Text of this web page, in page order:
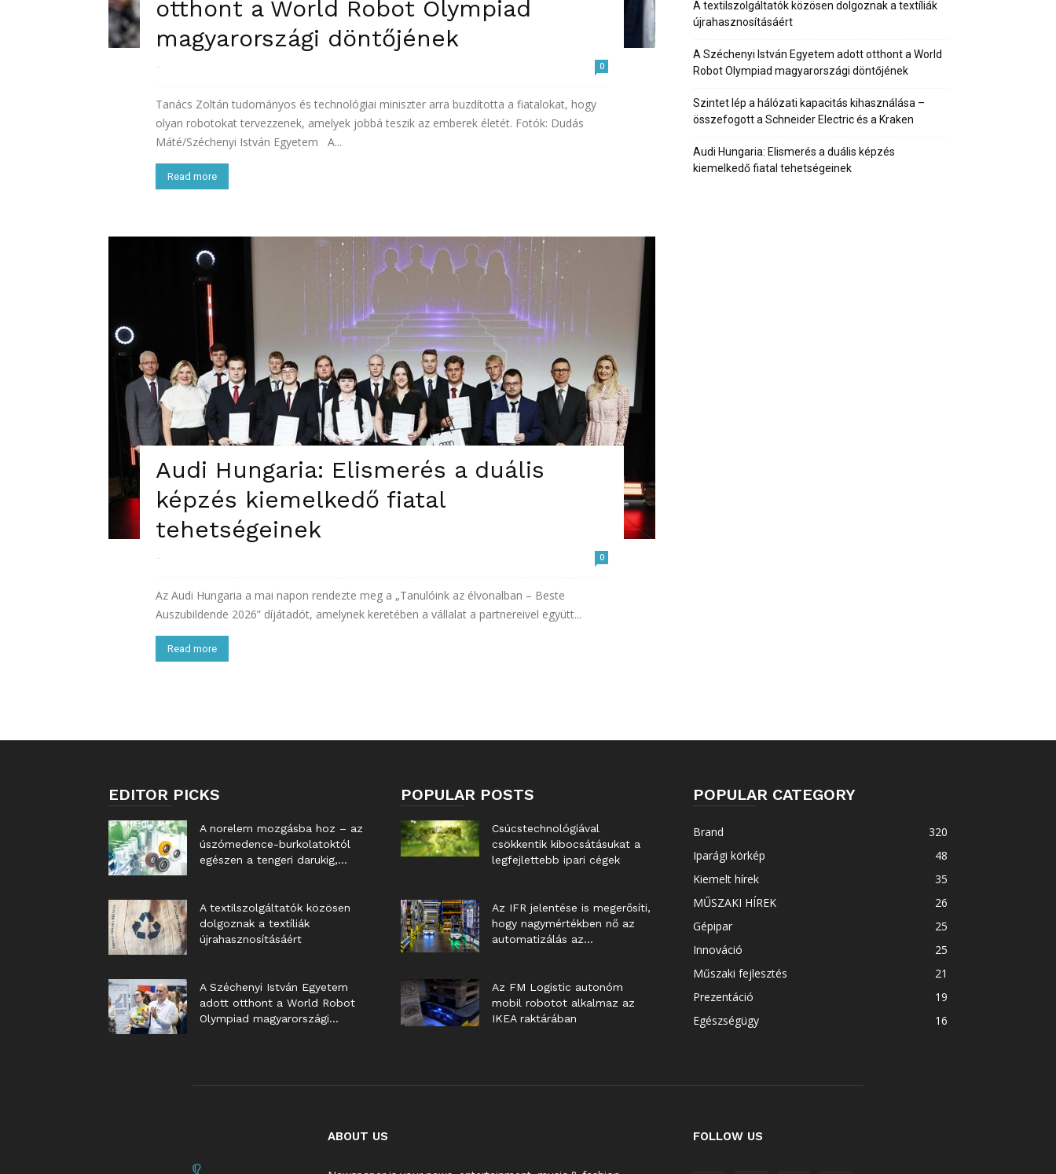
otthont a World Robot Olympiad
magyarországi döntőjének
- 0
Tanács Zoltán tudományos és technológiai miniszter arra buzdította a fiatalokat, hogy
olyan robotokat tervezzenek, amelyek jobbá teszik az emberek életét. Fotók: Dudás
Máté/Széchenyi István Egyetem A...
Read more
Audi Hungaria: Elismerés a duális
képzés kiemelkedő fiatal
tehetségeinek
- 0
Az Audi Hungaria a mai napon rendezte meg a „Tanulóink az élvonalban – Beste
Auszubildende 2026” díjátadót, amelynek keretében a vállalat a partnereivel együtt...
Read more
A textilszolgáltatók közösen dolgoznak a textíliák
újrahasznosításáért
A Széchenyi István Egyetem adott otthont a World
Robot Olympiad magyarországi döntőjének
Szintet lép a hálózati kapacitás kihasználása –
összefogott a Schneider Electric és a Kraken
Audi Hungaria: Elismerés a duális képzés
kiemelkedő fiatal tehetségeinek
EDITOR PICKS
A norelem mozgásba hoz – az
úszómedence-burkolatoktól
egészen a tengeri darukig,...
A textilszolgáltatók közösen
dolgoznak a textíliák
újrahasznosításáért
A Széchenyi István Egyetem
adott otthont a World Robot
Olympiad magyarországi...
POPULAR POSTS
Csúcstechnológiával
csökkentik kibocsátásukat a
legfejlettebb ipari cégek
Az IFR jelentése is megerősíti,
hogy nagymértékben nő az
automatizálás az...
Az FM Logistic autonóm
mobil robotot alkalmaz az
IKEA raktárában
POPULAR CATEGORY
Brand
320
Iparági körkép
48
Kiemelt hírek
35
MŰSZAKI HÍREK
26
Gépipar
25
Innováció
25
Műszaki fejlesztés
21
Prezentáció
19
Egészségügy
16
ABOUT US FOLLOW US